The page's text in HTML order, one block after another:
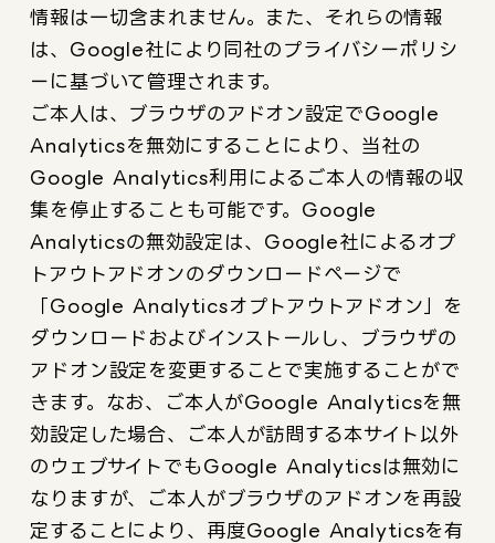
情報は一切含まれません。また、それらの情報
は、Google社により同社のプライバシーポリシ
ーに基づいて管理されます。
ご本人は、ブラウザのアドオン設定でGoogle
Analyticsを無効にすることにより、当社の
Google Analytics利用によるご本人の情報の収
集を停止することも可能です。Google
Analyticsの無効設定は、Google社によるオプ
トアウトアドオンのダウンロードページで
「Google Analyticsオプトアウトアドオン」を
ダウンロードおよびインストールし、ブラウザの
アドオン設定を変更することで実施することがで
きます。なお、ご本人がGoogle Analyticsを無
効設定した場合、ご本人が訪問する本サイト以外
のウェブサイトでもGoogle Analyticsは無効に
なりますが、ご本人がブラウザのアドオンを再設
定することにより、再度Google Analyticsを有